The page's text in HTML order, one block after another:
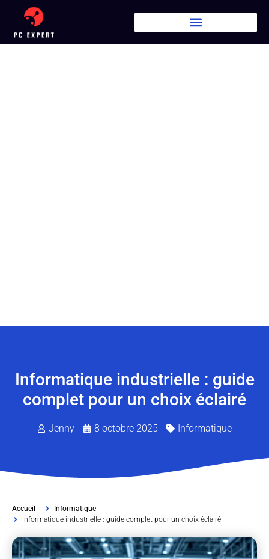
Informatique industrielle : guide
complet pour un choix éclairé
Jenny 8 octobre 2025 Informatique
Accueil
Informatique
Informatique industrielle : guide complet pour un choix éclairé